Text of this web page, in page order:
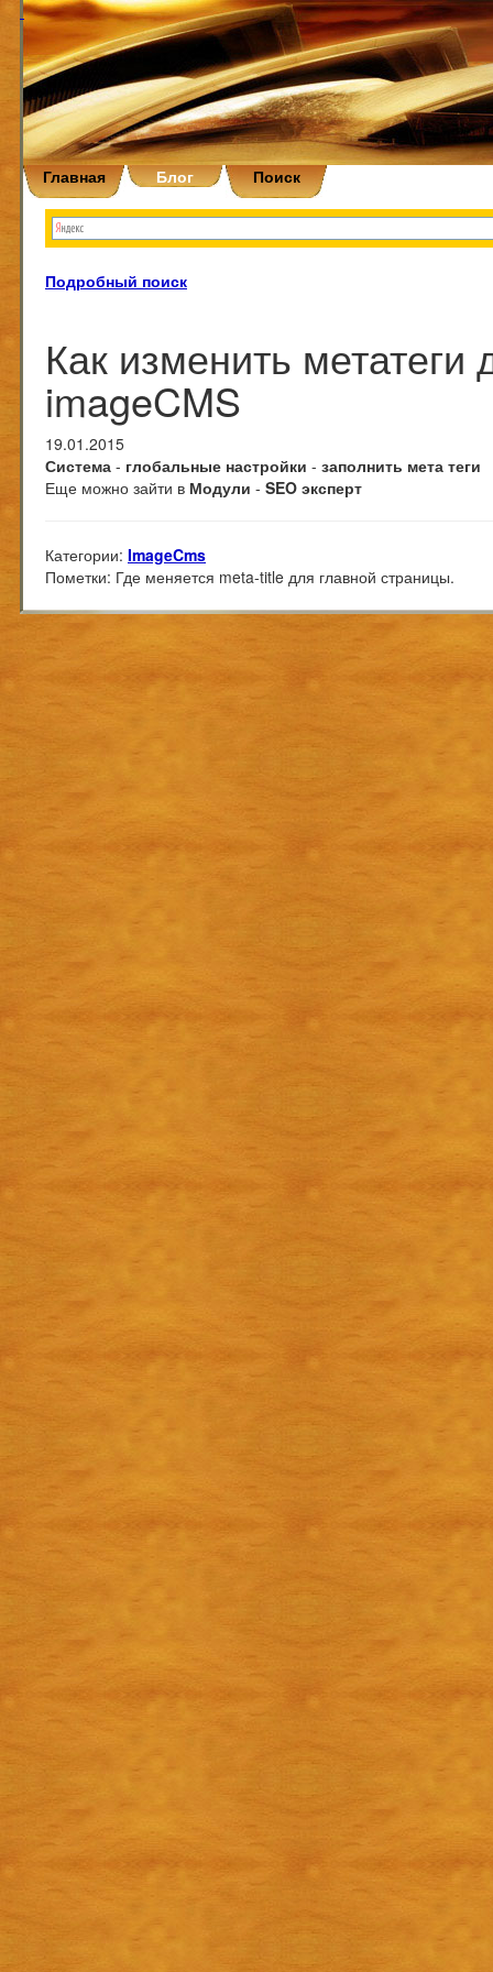
Главная Блог Поиск
Подробный поиск
Как изменить
imageCMS
19.01.2015
Система - глобальные настройки - заполнить мета теги
Еще можно зайти в Модули - SEO эксперт
Категории: ImageCms
Пометки: Где меняется meta-title для главной страницы.